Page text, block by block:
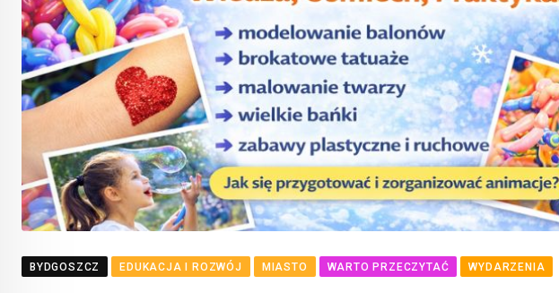
BYDGOSZCZ EDUKACJA I ROZWÓJ MIASTO WARTO PRZECZYTAĆ WYDARZENIA